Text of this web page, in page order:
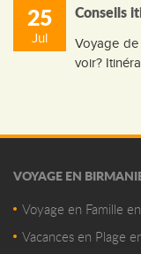
25
Jul
Conseils
Voyage
voir?
VOYAGE EN
Voyage en Famille
Vacances en Plage